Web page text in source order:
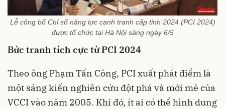
Lễ công bố Chỉ số năng lực cạnh tranh cấp tỉnh 2024 (PCI 2024)
được tổ chức tại Hà Nội sáng ngày 6/5
Bức tranh tích cực từ PCI 2024
Theo ông Phạm Tấn Công, PCI xuất phát điểm là
một sáng kiến nghiên cứu đột phá và mới mẻ của
VCCI vào năm 2005. Khi đó, ít ai có thể hình dung